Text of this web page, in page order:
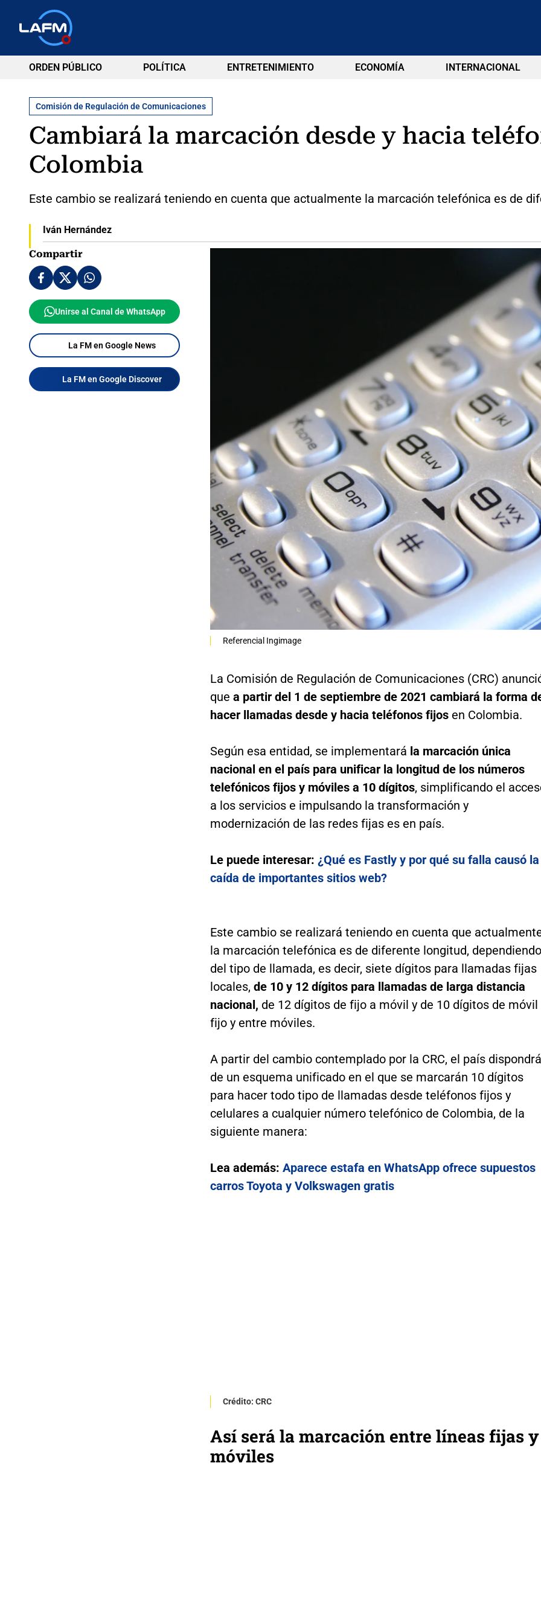
ORDEN PÚBLICO POLÍTICA ENTRETENIMIENTO ECONOMÍA INTERNACIONAL
Comisión de Regulación de Comunicaciones
Cambiará la marcación desde y hacia
Colombia
Este cambio se realizará teniendo en cuenta que actualmente la marcación telefónica es de
Iván Hernández
Compartir
Unirse al Canal de WhatsApp
La FM en Google News
La FM en Google Discover
Referencial Ingimage
La Comisión de Regulación de Comunicaciones (CRC)
que a partir del 1 de septiembre de 2021 cambiará la forma
hacer llamadas desde y hacia teléfonos fijos en Colombia.
Según esa entidad, se implementará la marcación única
nacional en el país para unificar la longitud de los números
telefónicos fijos y móviles a 10 dígitos, simplificando el
a los servicios e impulsando la transformación y
modernización de las redes fijas es en país.
Le puede interesar: ¿Qué es Fastly y por qué su falla causó la
caída de importantes sitios web?
Este cambio se realizará teniendo en cuenta que
la marcación telefónica es de diferente longitud, dependiendo
del tipo de llamada, es decir, siete dígitos para llamadas fijas
locales, de 10 y 12 dígitos para llamadas de larga distancia
nacional, de 12 dígitos de fijo a móvil y de 10 dígitos de móvil
fijo y entre móviles.
A partir del cambio contemplado por la CRC, el país dispondrá
de un esquema unificado en el que se marcarán 10 dígitos
para hacer todo tipo de llamadas desde teléfonos fijos y
celulares a cualquier número telefónico de Colombia, de la
siguiente manera:
Lea además: Aparece estafa en WhatsApp ofrece supuestos
carros Toyota y Volkswagen gratis
Crédito: CRC
Así será la marcación entre líneas fijas y
móviles